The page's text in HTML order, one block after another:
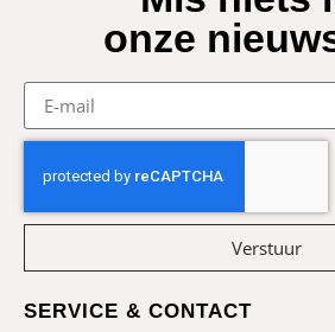
onze
Verstuur
SERVICE & CONTACT